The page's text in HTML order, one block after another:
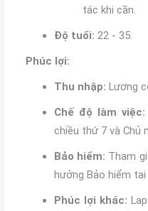
tác khi cần.
Độ tuổi: 22 - 35.
Phúc lợi:
Thu nhập: Lương
Chế độ làm việc:
chiều thứ 7 và Chủ
Bảo hiểm: Tham
hưởng Bảo hiểm tai
Phúc lợi khác: